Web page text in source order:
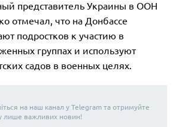
представитель Украины в ООН
отмечал, что на Донбассе
подростков к участию в
группах и используют
садов в военных целях.
на наш канал у Telegram та отримуйте
лише важливих новин!